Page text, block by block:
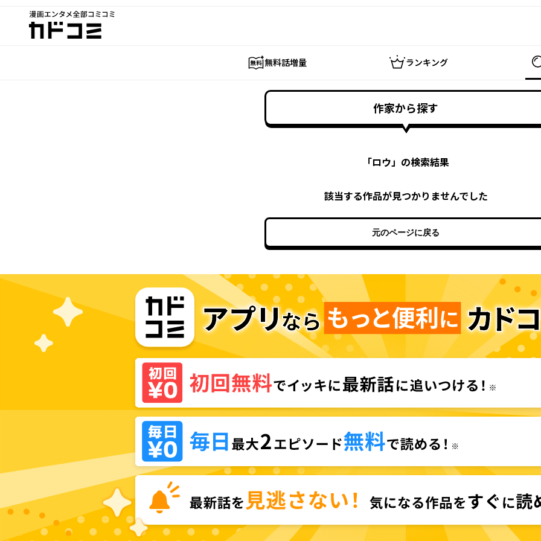
漫画エンタメ全部コミコミ
カドコミ
無料話増量 ランキング
作家から探す
「ロウ」の検索結果
該当する作品が見つかりませんでした
元のページに戻る